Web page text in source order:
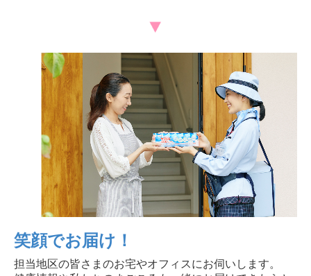
笑顔でお届け！
担当地区の皆さまのお宅やオフィスにお伺いします。